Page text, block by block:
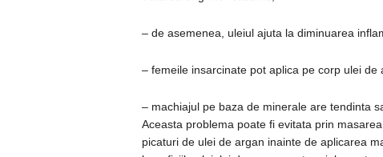
– de asemenea, uleiul ajuta la diminuarea
– femeile insarcinate pot aplica pe corp ulei
– machiajul pe baza de minerale are tendinta
Aceasta problema poate fi evitata prin
picaturi de ulei de argan inainte de aplicarea